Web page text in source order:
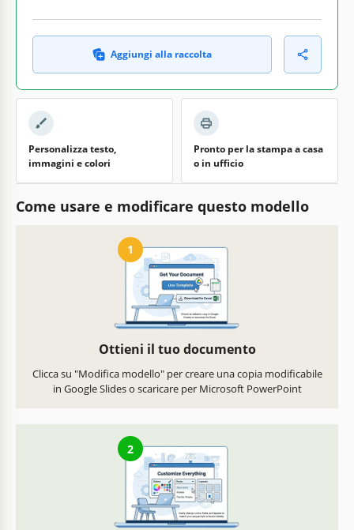
Aggiungi alla raccolta
Personalizza testo,
immagini e colori
Pronto per la stampa a casa
o in ufficio
Come usare e modificare questo modello
1
Ottieni il tuo documento
Clicca su "Modifica modello" per creare una copia modificabile
in Google Slides o scaricare per Microsoft PowerPoint
2